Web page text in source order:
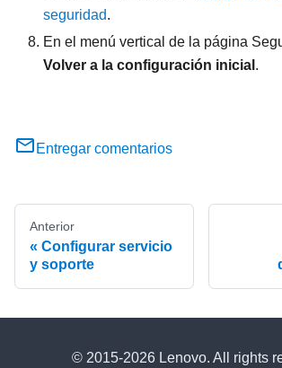
seguridad.
En el menú vertical de la página
Volver a la configuración inicial .
Entregar comentarios
Anterior
Configurar servicio
y soporte
© 2015-2026 Lenovo. All rights